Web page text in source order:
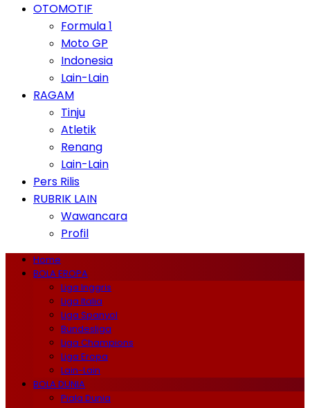
OTOMOTIF
Formula 1
Moto GP
Indonesia
Lain-Lain
RAGAM
Tinju
Atletik
Renang
Lain-Lain
Pers Rilis
RUBRIK LAIN
Wawancara
Profil
Home
BOLA EROPA
Liga Inggris
Liga Italia
Liga Spanyol
Bundesliga
Liga Champions
Liga Eropa
Lain-Lain
BOLA DUNIA
Piala Dunia